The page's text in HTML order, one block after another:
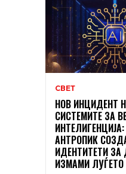
СВЕТ
НОВ ИНЦИДЕНТ
СИСТЕМИТЕ ЗА
АНТРОПИК
ИДЕНТИТЕТИ ЗА
ИЗМАМИ ЛУЃЕТО